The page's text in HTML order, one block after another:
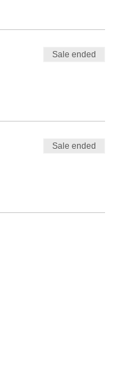
Sale ended
Sale ended